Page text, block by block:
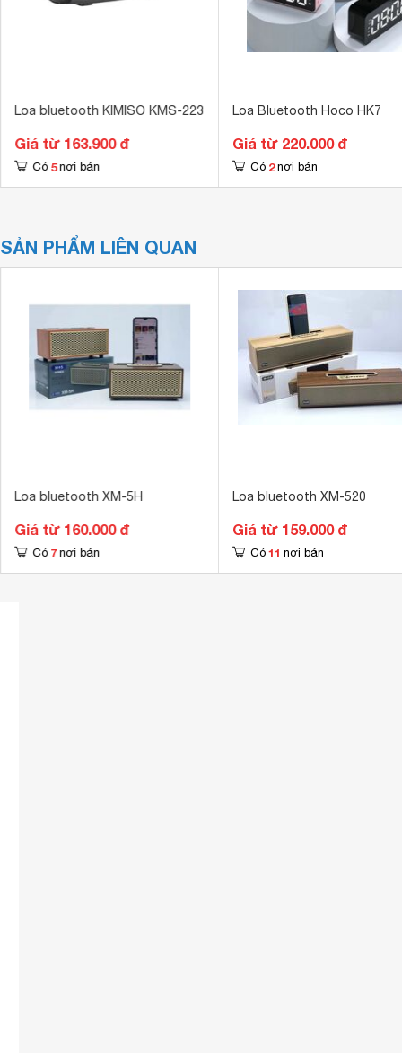
Loa bluetooth KIMISO KMS-223
Giá từ 163.900 đ
Có 5 nơi bán
Loa Bluetooth Hoco HK7
Giá từ 220.000 đ
Có 2 nơi bán
SẢN PHẨM LIÊN QUAN
Loa bluetooth XM-5H
Giá từ 160.000 đ
Có 7 nơi bán
Loa bluetooth XM-520
Giá từ 159.000 đ
Có 11 nơi bán